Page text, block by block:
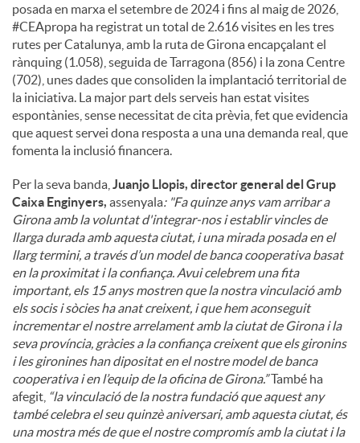
posada en marxa el setembre de 2024 i fins al maig de 2026,
#CEApropa ha registrat un total de 2.616 visites en les tres
rutes per Catalunya, amb la ruta de Girona encapçalant el
rànquing (1.058), seguida de Tarragona (856) i la zona Centre
(702), unes dades que consoliden la implantació territorial de
la iniciativa. La major part dels serveis han estat visites
espontànies, sense necessitat de cita prèvia, fet que evidencia
que aquest servei dona resposta a una una demanda real, que
fomenta la inclusió financera.
Per la seva banda, Juanjo Llopis, director general del Grup
Caixa Enginyers, assenyala: "Fa quinze anys vam arribar a
Girona amb la voluntat d'integrar-nos i establir vincles de
llarga durada amb aquesta ciutat, i una mirada posada en el
llarg termini, a través d’un model de banca cooperativa basat
en la proximitat i la confiança. Avui celebrem una fita
important, els 15 anys mostren que la nostra vinculació amb
els socis i sòcies ha anat creixent, i que hem aconseguit
incrementar el nostre arrelament amb la ciutat de Girona i la
seva província, gràcies a la confiança creixent que els gironins
i les gironines han dipositat en el nostre model de banca
cooperativa i en l’equip de la oficina de Girona.”També ha
afegit, “la vinculació de la nostra fundació que aquest any
també celebra el seu quinzè aniversari, amb aquesta ciutat, és
una mostra més de que el nostre compromís amb la ciutat i la